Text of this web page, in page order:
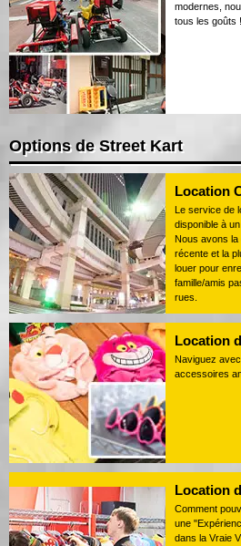
modernes,
tous les goûts !
Options de Street Kart
Location
Le service de
disponible à
Nous avons la
récente et la
louer pour
famille/amis
rues.
Location
Naviguez
accessoires
Location
Comment
une
dans la Vraie